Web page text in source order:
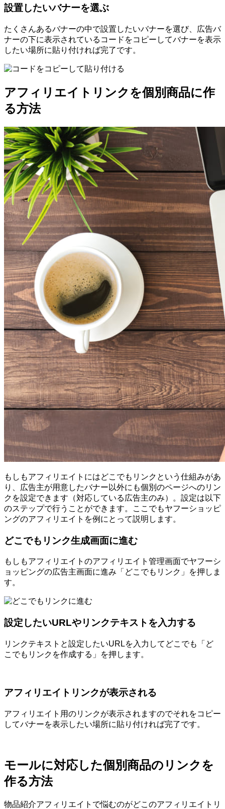
設置したいバナーを選ぶ
たくさんあるバナーの中で設置したいバナーを選び、広告バ
ナーの下に表示されているコードをコピーしてバナーを表示
したい場所に貼り付ければ完了です。
アフィリエイトリンクを個別商品に作
る方法
もしもアフィリエイトにはどこでもリンクという仕組みがあ
り、広告主が用意したバナー以外にも個別のページへのリン
クを設定できます（対応している広告主のみ）。設定は以下
のステップで行うことができます。ここでもヤフーショッピ
ングのアフィリエイトを例にとって説明します。
どこでもリンク生成画面に進む
もしもアフィリエイトのアフィリエイト管理画面でヤフーシ
ョッピングの広告主画面に進み「どこでもリンク」を押しま
す。
設定したいURLやリンクテキストを入力する
リンクテキストと設定したいURLを入力してどこでも「ど
こでもリンクを作成する」を押します。
アフィリエイトリンクが表示される
アフィリエイト用のリンクが表示されますのでそれをコピー
してバナーを表示したい場所に貼り付ければ完了です。
モールに対応した個別商品のリンクを
作る方法
物品紹介アフィリエイトで悩むのがどこのアフィリエイトリ